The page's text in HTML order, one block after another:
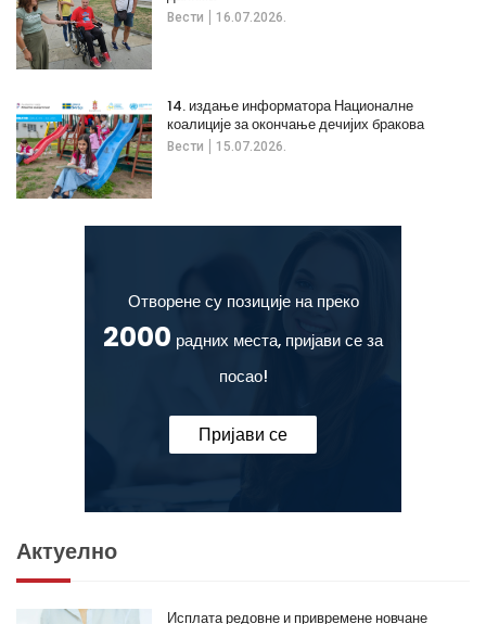
Вести 16.07.2026.
Вести 15.07.2026.
14. издање информатора Националне
коалиције за окончање дечијих бракова
Отворене су позиције на преко
2000 радних места, пријави се за
посао!
Пријави се
Актуелно
Исплата редовне и привремене новчане